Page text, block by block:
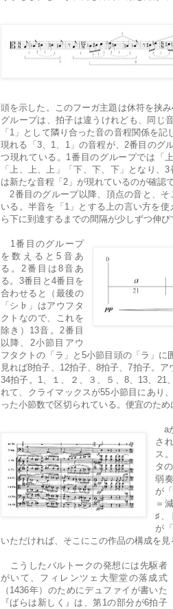
頭を示した。 このフーガ主題は休符を挟
グループは、拍子は違うけれども、同じ
「1」として隣り合った音の音程関係を
現れる「3、1、1」の音程が、2番目のグ
つ現れている。1番目のグループでは「
「上、上、上」「下、下、下」となり、
は新たな音程「2」が現れているのが確認で
2番目のグループ以降、頂点の音と、そ
いる。半音を「1」とする上の言い方を
ら下に到達するまでの間隔が少しずつ伸び
1番目のグループ
を数えると5音あ
る。2番目は8音あ
る。3番目と4番目を
合わせると（最後の
「シ♭」はアウフタ
クトなので、これを
除き）13音。2番目
以降、2小節目アウ
フタクトの「ラ」と5小節目頭の「ラ」
見れば8拍子、12拍子、8拍子、7拍子。
34拍子。1、１、２、３、５、8、13、21
れて、クライマックスが55小節目にあり
った小節数で区切られている。便宜のため
a
さ
ス
タ
弱
が
＝
♯、
が
いただければ、そこにこの作品の構成を見
こうしたバルトークの発想には先駆者
がいて、フィレンツェ大聖堂の落成式
（1436年）のためにデュファイが書いた
『ばらは新しく』は、第1の部分が6拍子